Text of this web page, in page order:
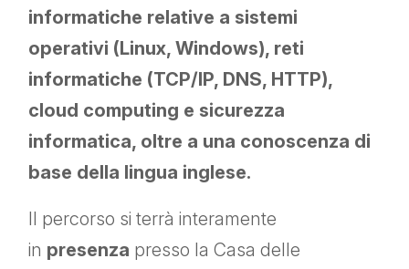
informatiche relative a sistemi
operativi (Linux, Windows), reti
informatiche (TCP/IP, DNS, HTTP),
cloud computing e sicurezza
informatica, oltre a una conoscenza di
base della lingua inglese.
Il percorso si terrà interamente
in presenza presso la Casa delle